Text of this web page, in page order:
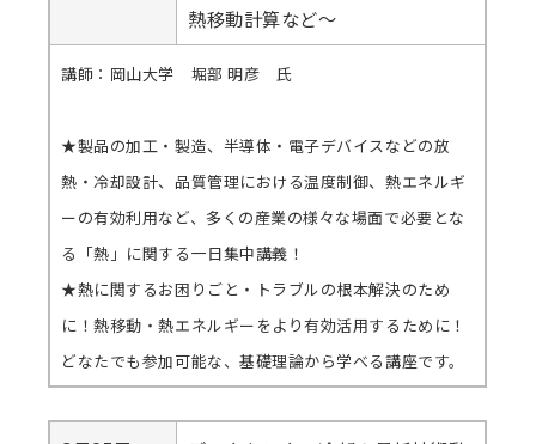
熱移動計算など～
講師：岡山大学 堀部 明彦 氏
★製品の加工・製造、半導体・電子デバイスなどの放
熱・冷却設計、品質管理における温度制御、熱エネルギ
ーの有効利用など、多くの産業の様々な場面で必要とな
る「熱」に関する一日集中講義！
★熱に関するお困りごと・トラブルの根本解決のため
に！熱移動・熱エネルギーをより有効活用するために！
どなたでも参加可能な、基礎理論から学べる講座です。